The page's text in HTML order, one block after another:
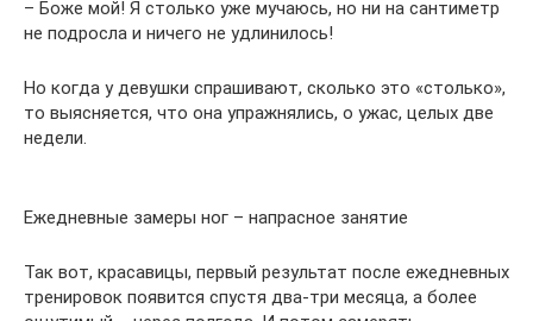
– Боже мой! Я столько уже мучаюсь, но ни на сантиметр
не подросла и ничего не удлинилось!
Но когда у девушки спрашивают, сколько это «столько»,
то выясняется, что она упражнялись, о ужас, целых две
недели.
Ежедневные замеры ног – напрасное занятие
Так вот, красавицы, первый результат после ежедневных
тренировок появится спустя два-три месяца, а более